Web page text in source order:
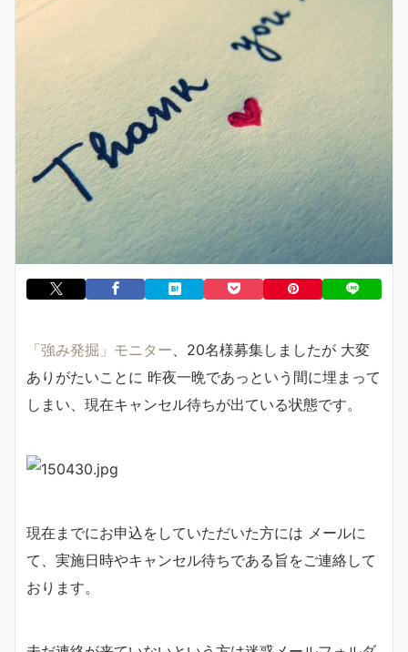
「強み発掘」モニター 、20名様募集しましたが 大変
ありがたいことに 昨夜一晩であっという間に埋まって
しまい、現在キャンセル待ちが出ている状態です。
現在までにお申込をしていただいた方には メールに
て、実施日時やキャンセル待ちである旨をご連絡して
おります。